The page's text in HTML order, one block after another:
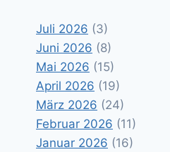
Juli 2026 (3)
Juni 2026 (8)
Mai 2026 (15)
April 2026 (19)
März 2026 (24)
Februar 2026 (11)
Januar 2026 (16)